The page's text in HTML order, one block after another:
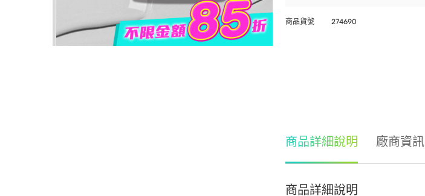
商品貨號 274690
商品詳細說明 廠商資訊
商品詳細說明